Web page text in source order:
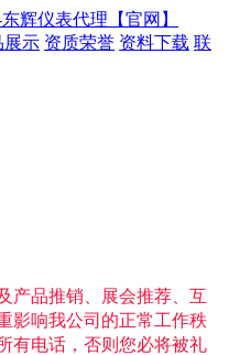
展示 资质荣誉 资料下载 联
产品推销、展会推荐、互
影响我公司的正常工作秩
有电话，否则您必将被礼